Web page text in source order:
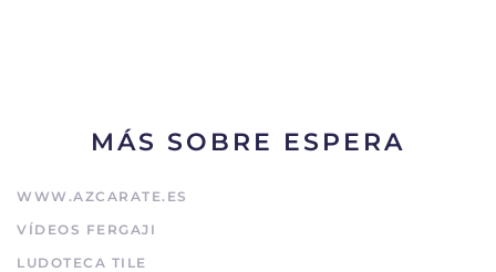
MÁS SOBRE ESPERA
WWW.AZCARATE.ES
VÍDEOS FERGAJI
LUDOTECA TILE